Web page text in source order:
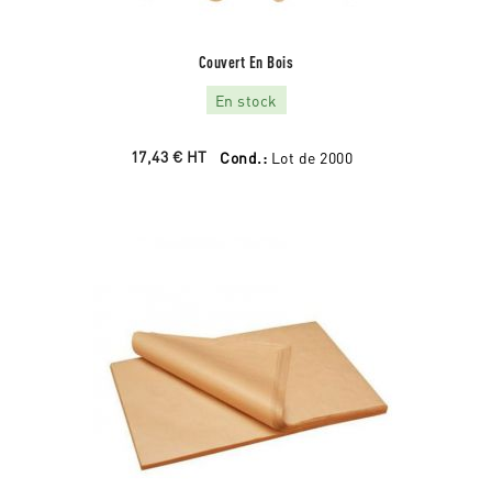
Couvert En Bois
En stock
17,43 € HT Cond.: Lot de 2000